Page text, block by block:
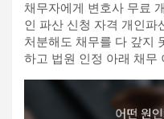
채무자에게 변호사 무료
인 파산 신청 자격 개인파
처분해도 채무를 다 갚지
하고 법원 인정 아래 채무